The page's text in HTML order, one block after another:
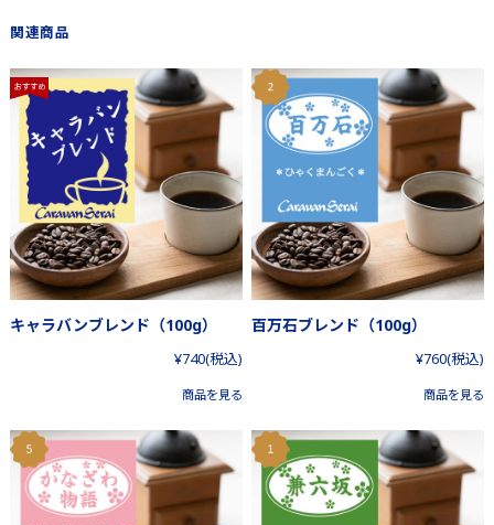
関連商品
キャラバンブレンド（100g）
¥740(税込)
商品を見る
百万石ブレンド（100g）
¥760(税込)
商品を見る